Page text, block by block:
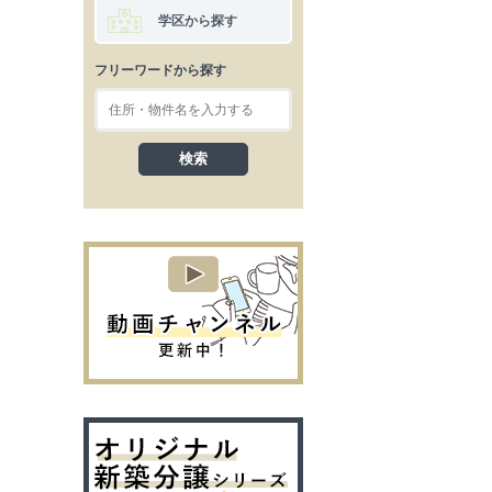
学区から探す
フリーワードから探す